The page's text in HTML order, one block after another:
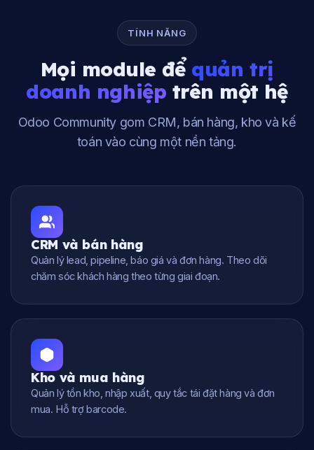
TÍNH NĂNG
Mọi module để quản trị
doanh nghiệp trên một hệ
Odoo Community gom CRM, bán hàng, kho và kế
toán vào cùng một nền tảng.
CRM và bán hàng
Quản lý lead, pipeline, báo giá và đơn hàng. Theo dõi
chăm sóc khách hàng theo từng giai đoạn.
Kho và mua hàng
Quản lý tồn kho, nhập xuất, quy tắc tái đặt hàng và đơn
mua. Hỗ trợ barcode.